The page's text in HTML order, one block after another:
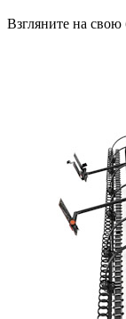
Взгляните на